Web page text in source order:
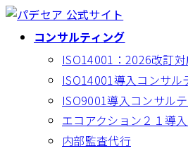
コ
ナ
コンサルティング
ISO14001：2026改訂
ISO14001導入コンサル
ISO9001導入コンサル
エコアクション２１導
内部監査代行